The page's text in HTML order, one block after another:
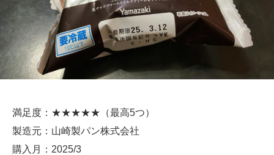
満足度：★★★★★（最高5つ）
製造元：山崎製パン株式会社
購入月：2025/3